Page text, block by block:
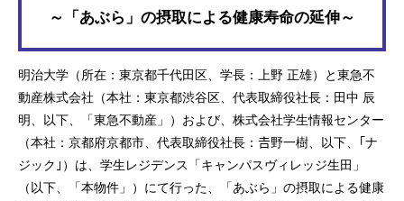
～「あぶら」の摂取による健康寿命の延伸～
明治大学（所在：東京都千代田区、学長：上野 正雄）と東急不
動産株式会社（本社：東京都渋谷区、代表取締役社長：田中 辰
明、以下、「東急不動産」）および、株式会社学生情報センター
（本社：京都府京都市、代表取締役社長：𠮷野一樹、以下、｢ナ
ジック｣）は、学生レジデンス「キャンパスヴィレッジ生田」
（以下、「本物件」）にて行った、「あぶら」の摂取による健康